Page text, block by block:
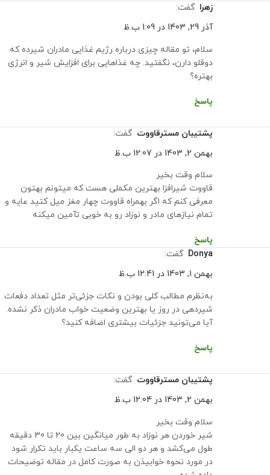
زهرا گفت:
آذر 29, 1403 در 1:09 ب.ظ
سلام، تو مقاله چیزی درباره رژیم غذایی مادران شیرده که
دوقلو دارن، نگفتید. چه غذاهایی برای افزایش شیر و انرژی
بهتره؟
پاسخ
پشتیبان مسترقاووت گفت:
بهمن 2, 1403 در 12:07 ب.ظ
سلام وقت بخیر
قاووت شیرافزا بهترین مکملی هست که میتونم بهتون
معرفی کنم که اگر بهمراه قاووت چهار مغز میل کتید عایه و
تمام نیازهای مادر و نوزاد رو به خوبی تآمین میکنه
پاسخ
donya
گفت:
بهمن 1, 1403 در 12:41 ب.ظ
به‌نظرم مطالب کلی بودن و نکات جزئی‌تر مثل تعداد دفعات
شیردهی در روز یا بهترین وضعیت خواب مادران ذکر نشده.
آیا می‌تونید جزئیات بیشتری اضافه کنید؟
پاسخ
پشتیبان مسترقاووت گفت:
بهمن 2, 1403 در 12:04 ب.ظ
سلام وقت بخیر
شیر خوردن هر نوزاد به طور میانگین بین 20 تا 30 دقیقه
طول می‌کشد و هر دو الی سه ساعت یکبار باید تکرار شود
در مورد نحوه خوابیذن به صورت کامل در مقاله توضیحات